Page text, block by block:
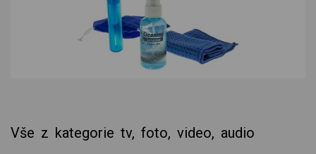
Vše z kategorie tv, foto, video, audio